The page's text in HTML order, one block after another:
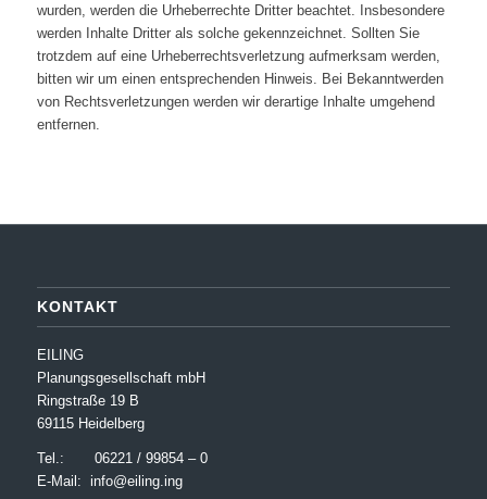
wurden, werden die Urheberrechte Dritter beachtet. Insbesondere
werden Inhalte Dritter als solche gekennzeichnet. Sollten Sie
trotzdem auf eine Urheberrechtsverletzung aufmerksam werden,
bitten wir um einen entsprechenden Hinweis. Bei Bekanntwerden
von Rechtsverletzungen werden wir derartige Inhalte umgehend
entfernen.
KONTAKT
EILING
Planungsgesellschaft mbH
Ringstraße 19 B
69115 Heidelberg
Tel.: 06221 / 99854 – 0
E-Mail: info@eiling.ing